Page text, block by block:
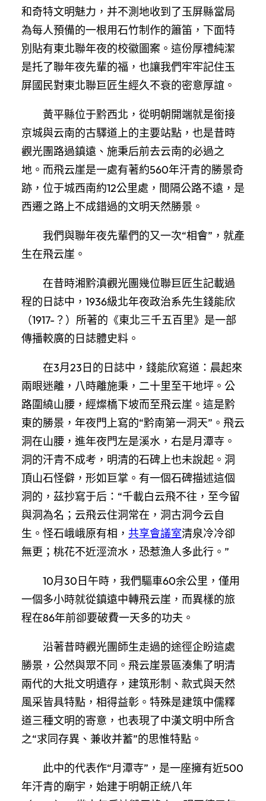
和奇特文明魅力，并不測地收到了玉屏縣當局
為每人預備的一根用石竹制作的簫笛，下面特
別貼有東北聯年夜的校徽圖案。這份厚禮純潔
是托了聯年夜先輩的福，也讓我們牢牢記住玉
屏國民對東北聯巨匠生經久不衰的密意厚誼。
黃平縣位于黔西北，從明朝開端就是銜接
京城與云南的古驛道上的主要站點，也是昔時
觀光團路過鎮遠、施秉后前去云南的必過之
地。而飛云崖是一處有著約560年汗青的勝景奇
跡，位于城西南約12公里處，間隔公路不遠，是
西遷之路上不成錯過的文明天然勝景。
我們與聯年夜先輩們的又一次“相會”，就產
生在飛云崖。
在昔時湘黔滇觀光團幾位聯巨匠生記載過
程的日誌中，1936級北年夜政治系先生錢能欣
（1917-？）所著的《東北三千五百里》是一部
傳播較廣的日誌體史料。
在3月23日的日誌中，錢能欣寫道：晨起來
兩眼迷離，八時離施秉，二十里至干地坪。公
路圍繞山腰，經燦橋下坡而至飛云崖。這是黔
東的勝景，年夜門上寫的“黔南第一洞天”。飛云
洞在山腰，進年夜門左是溪水，右是月潭寺。
洞的汗青不成考，明清的石碑上也未說起。洞
頂山石怪僻，形如巨掌。有一個石碑描述這個
洞的，茲抄寫于后：“千載白云飛不往，至今留
與洞為名；云飛云住洞常在，洞古洞今云自
生。怪石峨峨原有相， 共享會議室清泉冷冷卻
無更；桃花不近涇流水，恐惹漁人多此行。”
10月30日午時，我們驅車60余公里，僅用
一個多小時就從鎮遠中轉飛云崖，而異樣的旅
程在86年前卻要破費一天多的功夫。
沿著昔時觀光團師生走過的途徑企盼這處
勝景，公然與眾不同。飛云崖景區湊集了明清
兩代的大批文明遺存，建筑形制、款式與天然
風采皆具特點，相得益彰。特殊是建筑中儒釋
道三種文明的寄意，也表現了中漢文明中所含
之“求同存異、兼收并蓄”的思惟特點。
此中的代表作“月潭寺”，是一座擁有近500
年汗青的廟宇，始建于明朝正統八年